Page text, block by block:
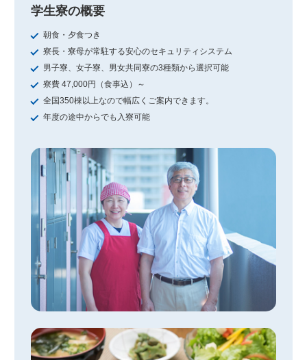
学生寮の概要
朝食・夕食つき
寮長・寮母が常駐する安心のセキュリティシステム
男子寮、女子寮、男女共同寮の3種類から選択可能
寮費 47,000円（食事込）～
全国350棟以上なので幅広くご案内できます。
年度の途中からでも入寮可能